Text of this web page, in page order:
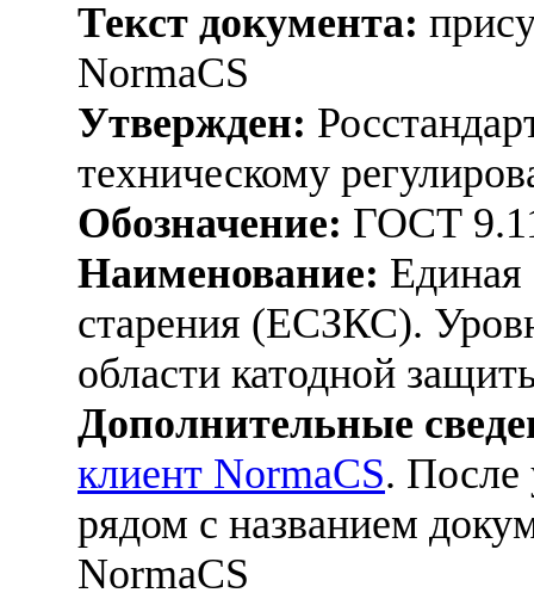
Текст документа:
NormaCS
Утвержден:
техническому
Обозначение: ГОСТ
Наименование: Единая
старения (ЕСЗКС).
области катодной
Дополнительные
клиент NormaCS. После
рядом с названием
NormaCS